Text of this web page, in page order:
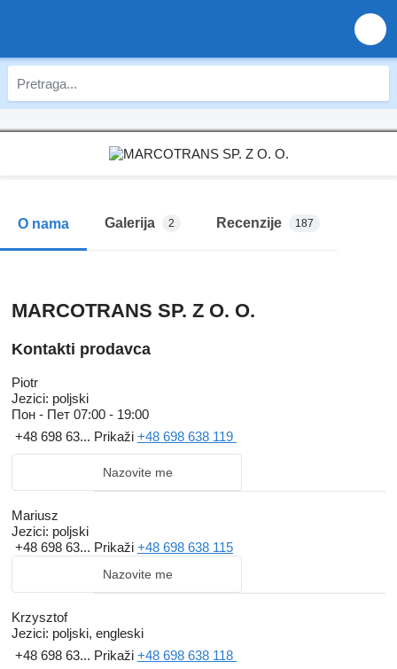
O nama Galerija 2 Recenzije 187
MARCOTRANS SP. Z O. O.
Kontakti prodavca
Piotr
Jezici: poljski
Пон - Пет 07:00 - 19:00
+48 698 63... Prikaži +48 698 638 119
Nazovite me
Mariusz
Jezici: poljski
+48 698 63... Prikaži +48 698 638 115
Nazovite me
Krzysztof
Jezici: poljski, engleski
+48 698 63... Prikaži +48 698 638 118